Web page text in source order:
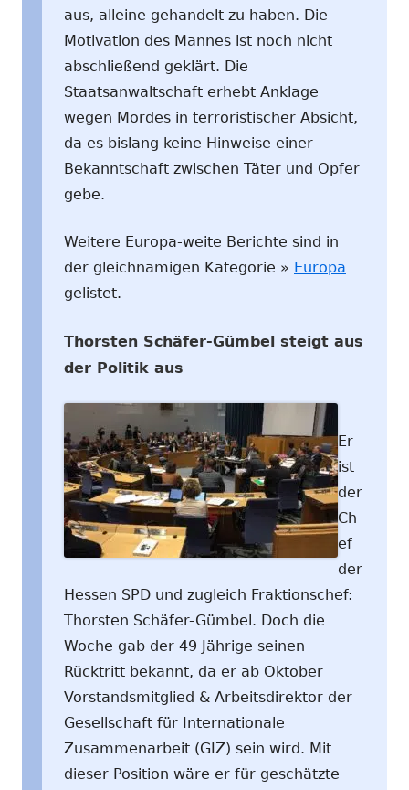
aus, alleine gehandelt zu haben. Die
Motivation des Mannes ist noch nicht
abschließend geklärt. Die
Staatsanwaltschaft erhebt Anklage
wegen Mordes in terroristischer Absicht,
da es bislang keine Hinweise einer
Bekanntschaft zwischen Täter und Opfer
gebe.
Weitere Europa-weite Berichte sind in
der gleichnamigen Kategorie » Europa
gelistet.
Thorsten Schäfer-Gümbel steigt aus
der Politik aus
Er
ist
der
Ch
ef
der
Hessen SPD und zugleich Fraktionschef:
Thorsten Schäfer-Gümbel. Doch die
Woche gab der 49 Jährige seinen
Rücktritt bekannt, da er ab Oktober
Vorstandsmitglied & Arbeitsdirektor der
Gesellschaft für Internationale
Zusammenarbeit (GIZ) sein wird. Mit
dieser Position wäre er für geschätzte